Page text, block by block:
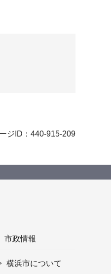
ジID：440-915-209
市政情報
横浜市について